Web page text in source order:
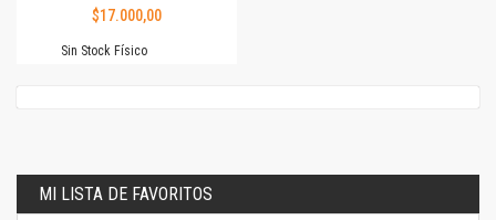
$17.000,00
Sin Stock Físico
MI LISTA DE FAVORITOS